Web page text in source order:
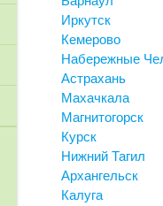
Иркутск
Кемерово
Набережные
Астрахань
Махачкала
Магнитогорск
Курск
Нижний Тагил
Архангельск
Калуга